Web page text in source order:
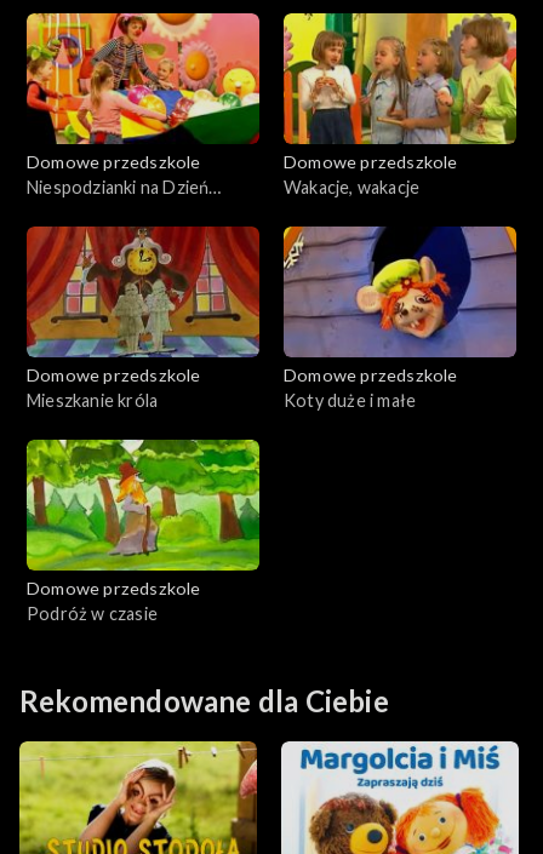
Domowe przedszkole
Niespodzianki na Dzień
Domowe przedszkole
Wakacje, wakacje
Domowe przedszkole
Mieszkanie króla
Domowe przedszkole
Koty duże i małe
Domowe przedszkole
Podróż w czasie
Rekomendowane dla Ciebie